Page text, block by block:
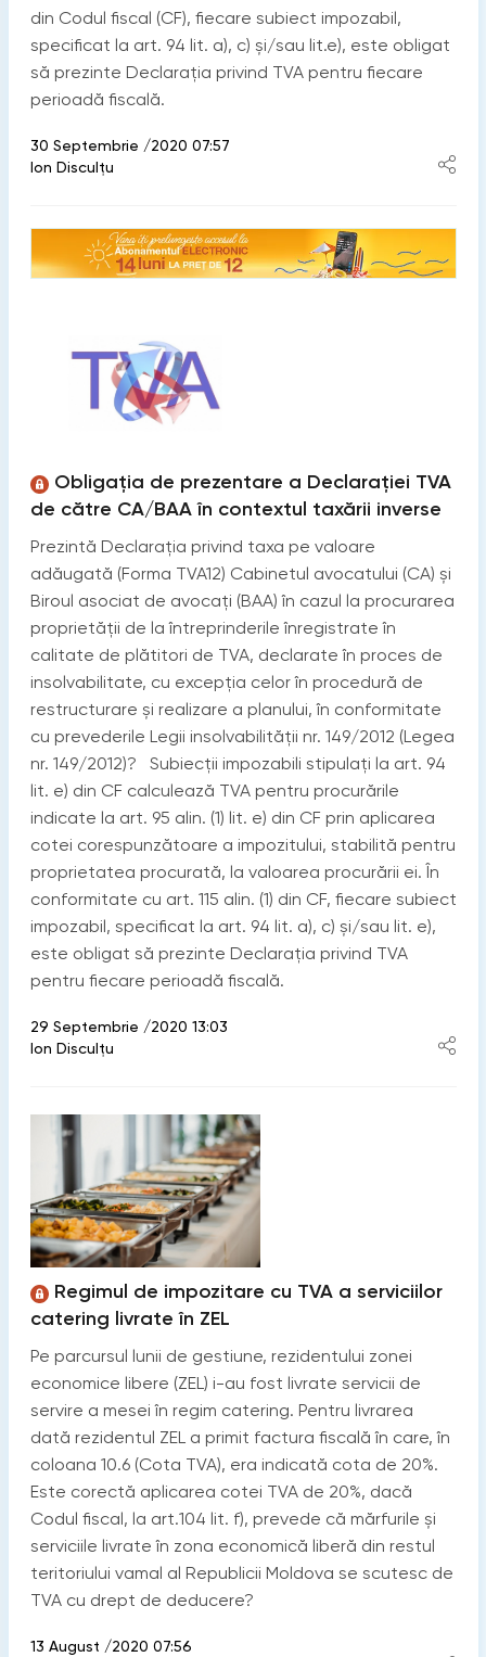
din Codul fiscal (CF), fiecare subiect impozabil,
specificat la art. 94 lit. a), c) și/sau lit.e), este obligat
să prezinte Declarația privind TVA pentru fiecare
perioadă fiscală.
30 Septembrie /2020 07:57
Ion Disculțu
Obligația de prezentare a Declarației TVA
de către CA/BAA în contextul taxării inverse
Prezintă Declarația privind taxa pe valoare
adăugată (Forma TVA12) Cabinetul avocatului (CA) și
Biroul asociat de avocați (BAA) în cazul la procurarea
proprietății de la întreprinderile înregistrate în
calitate de plătitori de TVA, declarate în proces de
insolvabilitate, cu excepția celor în procedură de
restructurare și realizare a planului, în conformitate
cu prevederile Legii insolvabilității nr. 149/2012 (Legea
nr. 149/2012)? Subiecții impozabili stipulați la art. 94
lit. e) din CF calculează TVA pentru procurările
indicate la art. 95 alin. (1) lit. e) din CF prin aplicarea
cotei corespunzătoare a impozitului, stabilită pentru
proprietatea procurată, la valoarea procurării ei. În
conformitate cu art. 115 alin. (1) din CF, fiecare subiect
impozabil, specificat la art. 94 lit. a), c) și/sau lit. e),
este obligat să prezinte Declarația privind TVA
pentru fiecare perioadă fiscală.
29 Septembrie /2020 13:03
Ion Disculțu
Regimul de impozitare cu TVA a serviciilor
catering livrate în ZEL
Pe parcursul lunii de gestiune, rezidentului zonei
economice libere (ZEL) i-au fost livrate servicii de
servire a mesei în regim catering. Pentru livrarea
dată rezidentul ZEL a primit factura fiscală în care, în
coloana 10.6 (Cota TVA), era indicată cota de 20%.
Este corectă aplicarea cotei TVA de 20%, dacă
Codul fiscal, la art.104 lit. f), prevede că mărfurile și
serviciile livrate în zona economică liberă din restul
teritoriului vamal al Republicii Moldova se scutesc de
TVA cu drept de deducere?
13 August /2020 07:56